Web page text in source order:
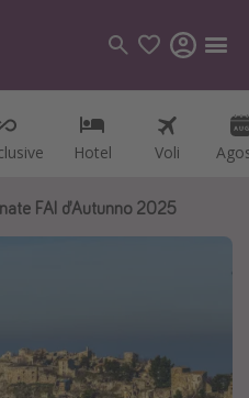
Hotel Voli
Hotel Voli
FAI d’Autunno 2025